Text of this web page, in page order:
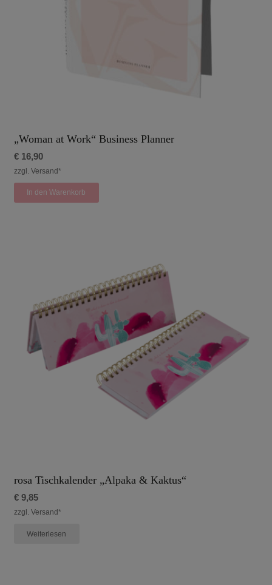
„Woman at Work“ Business Planner
€16,90
zzgl. Versand*
In den Warenkorb
rosa Tischkalender „Alpaka & Kaktus“
€9,85
zzgl. Versand*
Weiterlesen